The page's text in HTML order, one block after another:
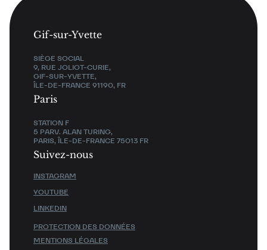
Gif-sur-Yvette
SIÈGE SOCIAL
9, RUE JOLIOT-CURIE,
GIF-SUR-YVETTE,
ÎLE-DE-FRANCE 91190, FR
Paris
STATION F
5 PARV. ALAN TURING,
PARIS, ÎLE-DE-FRANCE 75013 FR
Suivez-nous
INSTAGRAM
YOUTUBE
LINKEDIN
PROTECTION DES DONNÉES
MENTIONS LÉGALES